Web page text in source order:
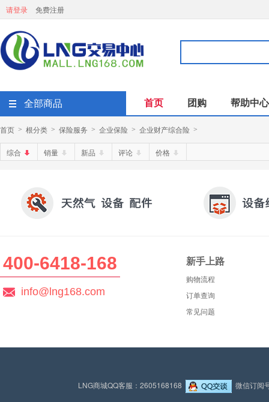
请登录 免费注册
全部商品 首页 团购 帮助中心
首页 > 根分类 > 保险服务 > 企业保险 > 企业财产综合险 >
综合 销量 新品 评论 价格
400-6418-168
info@lng168.com
新手上路
购物流程
订单查询
常见问题
LNG商城QQ客服：2605168168 微信订阅